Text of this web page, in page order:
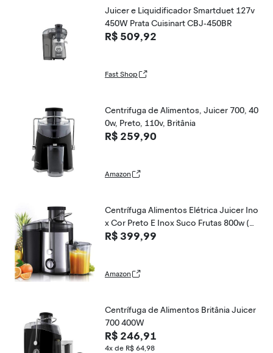
Juicer e Liquidificador Smartduet 127v
450W Prata Cuisinart CBJ-450BR
R$ 509,92
Fast Shop
Centrifuga de Alimentos, Juicer 700, 40
0w, Preto, 110v, Britânia
R$ 259,90
Amazon
Centrífuga Alimentos Elétrica Juicer Ino
x Cor Preto E Inox Suco Frutas 800w (1
10V | VOLTAGEM)
R$ 399,99
Amazon
Centrífuga de Alimentos Britânia Juicer
700 400W
R$ 246,91
4x de R$ 64,98